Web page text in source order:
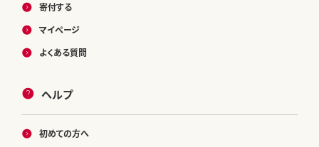
寄付する
マイページ
よくある質問
ヘルプ
初めての方へ